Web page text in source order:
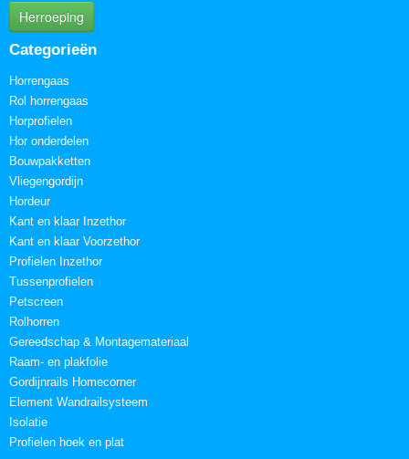
Herroeping
Categorieën
Horrengaas
Rol horrengaas
Horprofielen
Hor onderdelen
Bouwpakketten
Vliegengordijn
Hordeur
Kant en klaar Inzethor
Kant en klaar Voorzethor
Profielen Inzethor
Tussenprofielen
Petscreen
Rolhorren
Gereedschap & Montagemateriaal
Raam- en plakfolie
Gordijnrails Homecorner
Element Wandrailsysteem
Isolatie
Profielen hoek en plat